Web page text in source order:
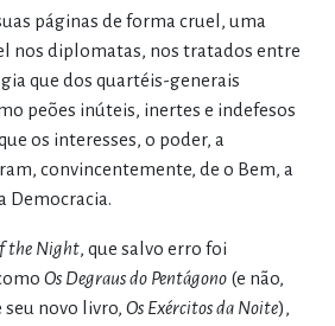
páginas de forma cruel, uma
nos diplomatas, nos tratados entre
que dos quartéis-generais
peões inúteis, inertes e indefesos
os interesses, o poder, a
convincentemente, de o Bem, a
Democracia.
the Night, que salvo erro foi
Os Degraus do Pentágono(e não,
novo livro, Os Exércitos da Noite),